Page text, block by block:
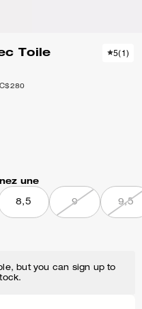
Toile
C$280
5(1)
une
8,5 9 9,5
but you can sign up to